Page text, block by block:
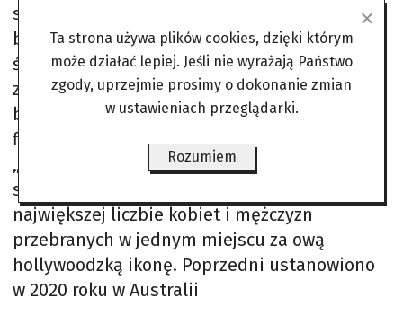
sto lat od przyjścia na świat tej gwiazdy show
biznesu. Fani amerykańskiej aktorki
świętowali w Palm Springs (Kalifornia, USA)
zakładając jasne peruki i przebierając się w
białą sukienkę, w której Monroe zagrała w
filmie „Słomiany wdowiec”. Tłum
„sobowtórów” liczył ponad 254 osoby – tym
samym padł nowy rekord Guinnessa w
największej liczbie kobiet i mężczyzn
przebranych w jednym miejscu za ową
hollywoodzką ikonę. Poprzedni ustanowiono
w 2020 roku w Australii
Ta strona używa plików cookies, dzięki którym
może działać lepiej. Jeśli nie wyrażają Państwo
zgody, uprzejmie prosimy o dokonanie zmian
w ustawieniach przeglądarki.
Rozumiem